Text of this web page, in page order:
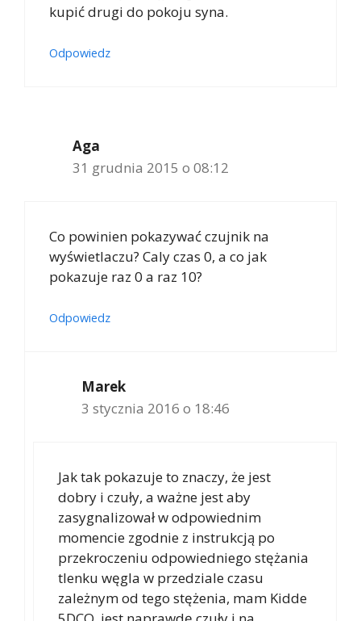
kupić drugi do pokoju syna.
Odpowiedz
Aga
31 grudnia 2015 o 08:12
Co powinien pokazywać czujnik na
wyświetlaczu? Caly czas 0, a co jak
pokazuje raz 0 a raz 10?
Odpowiedz
Marek
3 stycznia 2016 o 18:46
Jak tak pokazuje to znaczy, że jest
dobry i czuły, a ważne jest aby
zasygnalizował w odpowiednim
momencie zgodnie z instrukcją po
przekroczeniu odpowiedniego stężania
tlenku węgla w przedziale czasu
zależnym od tego stężenia, mam Kidde